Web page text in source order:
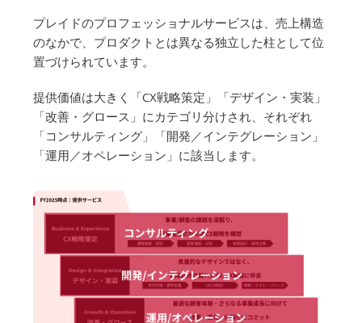
プレイドのプロフェッショナルサービスは、売上構造
のなかで、プロダクトとは異なる独立した柱として位
置づけられています。
提供価値は大きく「CX戦略策定」「デザイン・実装」
「改善・グロース」にカテゴリ分けされ、それぞれ
「コンサルティング」「開発／インテグレーション」
「運用／オペレーション」に該当します。